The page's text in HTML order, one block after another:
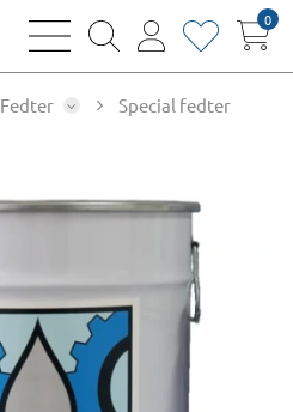
bars
magnifying
user
heart0
Fedter Special fedter